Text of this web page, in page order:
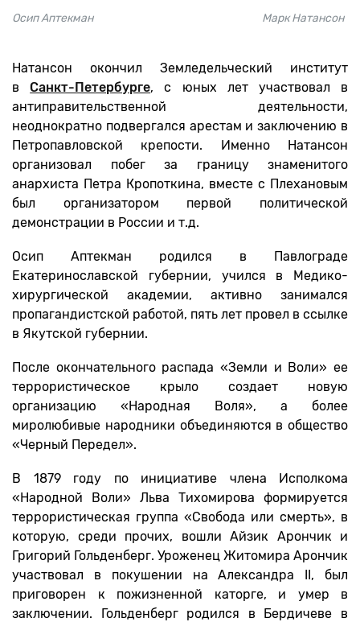
Осип Аптекман Марк Натансон
Натансон окончил Земледельческий институт
вСанкт-Петербурге, с юных лет участвовал в
антиправительственной деятельности,
неоднократно подвергался арестам и заключению в
Петропавловской крепости. Именно Натансон
организовал побег за границу знаменитого
анархиста Петра Кропоткина, вместе с Плехановым
был организатором первой политической
демонстрации в России и т.д.
Осип Аптекман родился в Павлограде
Екатеринославской губернии, учился в Медико-
хирургической академии, активно занимался
пропагандистской работой, пять лет провел в ссылке
в Якутской губернии.
После окончательного распада «Земли и Воли» ее
террористическое крыло создает новую
организацию «Народная Воля», а более
миролюбивые народники объединяются в общество
«Черный Передел».
В 1879 году по инициативе члена Исполкома
«Народной Воли» Льва Тихомирова формируется
террористическая группа «Свобода или смерть», в
которую, среди прочих, вошли Айзик Арончик и
Григорий Гольденберг. Уроженец Житомира Арончик
участвовал в покушении на Александра II, был
приговорен к пожизненной каторге, и умер в
заключении. Гольденберг родился в Бердичеве в